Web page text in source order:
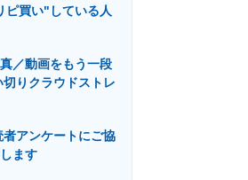
クノロジーの最前線
ピ買い"している人
／動画をもう一段
りクラウドストレ
アンケートにご協
ます